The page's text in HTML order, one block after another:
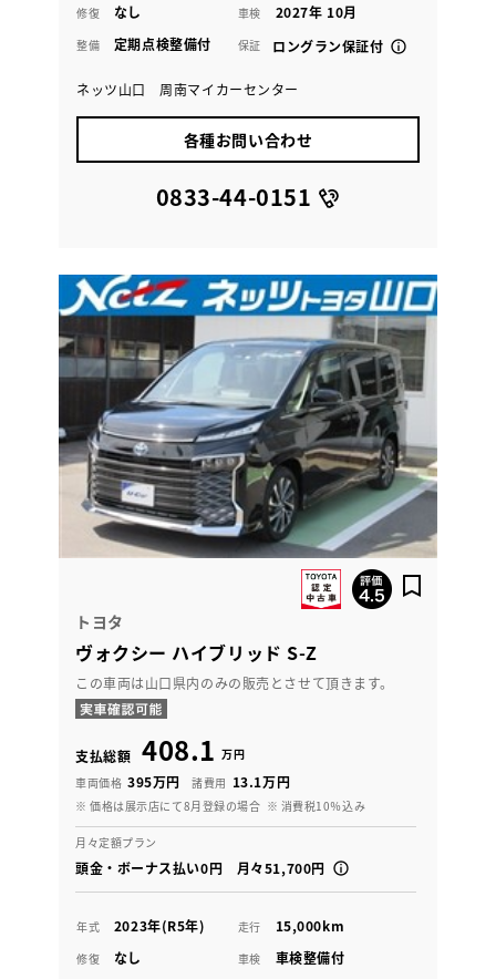
修復 なし 車検 2027年 10月
整備 定期点検整備付 保証 ロングラン保証付
ネッツ山口 周南マイカーセンター
各種お問い合わせ
0833-44-0151
トヨタ
ヴォクシー ハイブリッド S-Z
この車両は山口県内のみの販売とさせて頂きます。
支払総額 408.1 万円
車両価格 395万円 諸費用 13.1万円
※ 価格は展示店にて8月登録の場合 ※ 消費税10％込み
月々定額プラン
頭金・ボーナス払い0円 月々51,700円
年式 2023年(R5年) 走行 15,000km
修復 なし 車検 車検整備付